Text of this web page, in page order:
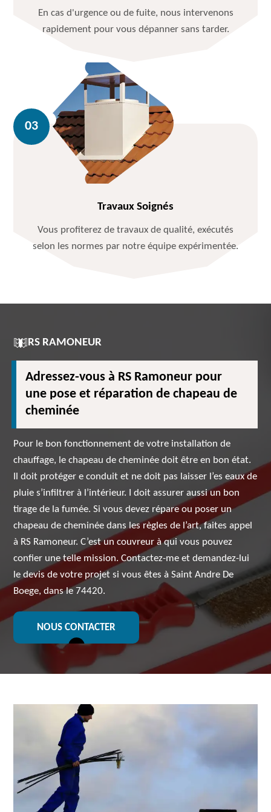
En cas d'urgence ou de fuite, nous intervenons
rapidement pour vous dépanner sans tarder.
Travaux Soignés
Vous profiterez de travaux de qualité, exécutés
selon les normes par notre équipe expérimentée.
RS RAMONEUR
Adressez-vous à RS Ramoneur pour
une pose et réparation de chapeau de
cheminée
Pour le bon fonctionnement de votre installation de
chauffage, le chapeau de cheminée doit être en bon état.
Il doit protéger e conduit et ne doit pas laisser l’es eaux de
pluie s’infiltrer à l’intérieur. I doit assurer aussi un bon
tirage de la fumée. Si vous devez répare ou poser un
chapeau de cheminée dans les règles de l’art, faites appel
à RS Ramoneur. C’est un couvreur à qui vous pouvez
confier une telle mission. Contactez-me et demandez-lui
le devis de votre projet si vous êtes à Saint Andre De
Boege, dans le 74420.
NOUS CONTACTER